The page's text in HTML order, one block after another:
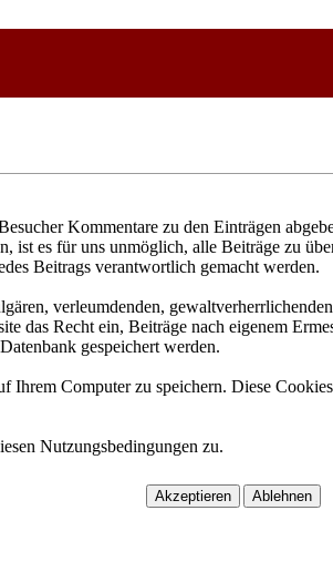
Kommentare zu den Einträgen
ist es für uns unmöglich, alle Beiträge zu
Beitrags verantwortlich gemacht werden.
verleumdenden,
das Recht ein, Beiträge nach eigenem
gespeichert werden.
Ihrem Computer zu speichern. Diese
Nutzungsbedingungen zu.